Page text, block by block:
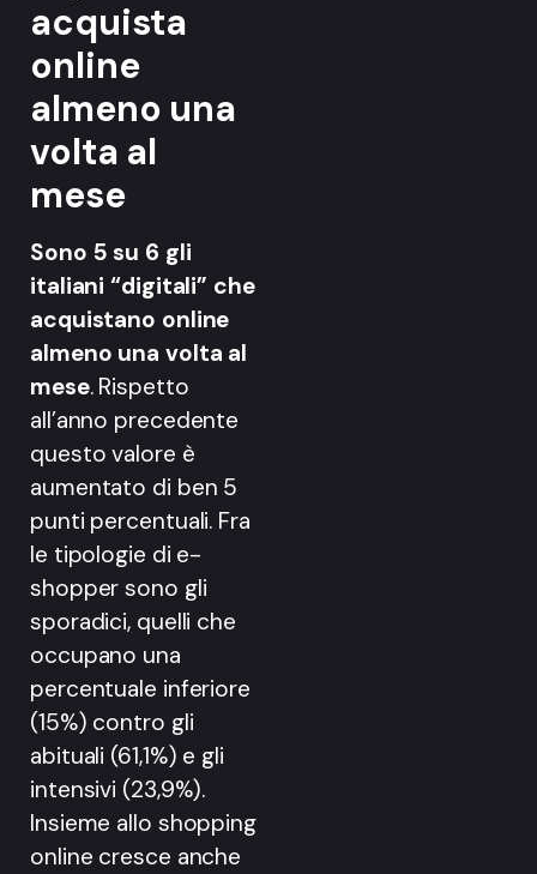
acquista
online
almeno una
volta al
mese
Sono 5 su 6 gli
italiani “digitali” che
acquistano online
almeno una volta al
mese. Rispetto
all’anno precedente
questo valore è
aumentato di ben 5
punti percentuali. Fra
le tipologie di e-
shopper sono gli
sporadici, quelli che
occupano una
percentuale inferiore
(15%) contro gli
abituali (61,1%) e gli
intensivi (23,9%).
Insieme allo shopping
online cresce anche